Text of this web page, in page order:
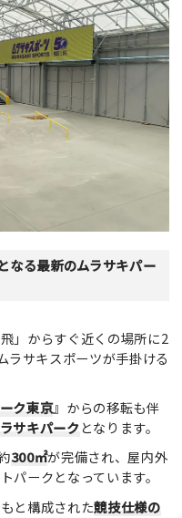
なる最新のムラサキパー
」からすぐ近くの場所に2
ラサキスポーツが手掛ける
ク東京』からの移転も伴
サキパークとなります。
300㎡が完備され、屋内外
パークとなっています。
と構成された競技仕様の